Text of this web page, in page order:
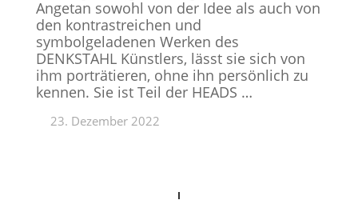
Angetan sowohl von der Idee als auch von
den kontrastreichen und
symbolgeladenen Werken des
DENKSTAHL Künstlers, lässt sie sich von
ihm porträtieren, ohne ihn persönlich zu
kennen. Sie ist Teil der HEADS …
23. Dezember 2022